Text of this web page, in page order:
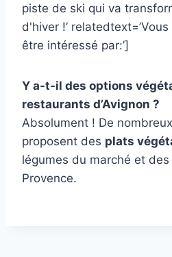
piste de ski qui va
d'hiver !’
être intéressé par:’]
Y a-t-il des options
restaurants d’Avignon ?
Absolument ! De
proposent des plats
légumes du marché et
Provence.